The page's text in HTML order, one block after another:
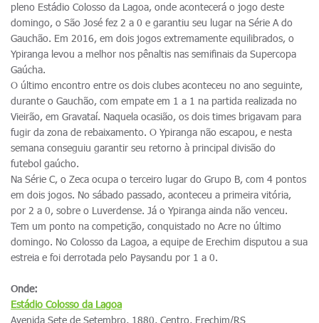
pleno Estádio Colosso da Lagoa, onde acontecerá o jogo deste
domingo, o São José fez 2 a 0 e garantiu seu lugar na Série A do
Gauchão. Em 2016, em dois jogos extremamente equilibrados, o
Ypiranga levou a melhor nos pênaltis nas semifinais da Supercopa
Gaúcha.
O último encontro entre os dois clubes aconteceu no ano seguinte,
durante o Gauchão, com empate em 1 a 1 na partida realizada no
Vieirão, em Gravataí. Naquela ocasião, os dois times brigavam para
fugir da zona de rebaixamento. O Ypiranga não escapou, e nesta
semana conseguiu garantir seu retorno à principal divisão do
futebol gaúcho.
Na Série C, o Zeca ocupa o terceiro lugar do Grupo B, com 4 pontos
em dois jogos. No sábado passado, aconteceu a primeira vitória,
por 2 a 0, sobre o Luverdense. Já o Ypiranga ainda não venceu.
Tem um ponto na competição, conquistado no Acre no último
domingo. No Colosso da Lagoa, a equipe de Erechim disputou a sua
estreia e foi derrotada pelo Paysandu por 1 a 0.
Onde:
Estádio Colosso da Lagoa
Avenida Sete de Setembro, 1880, Centro, Erechim/RS